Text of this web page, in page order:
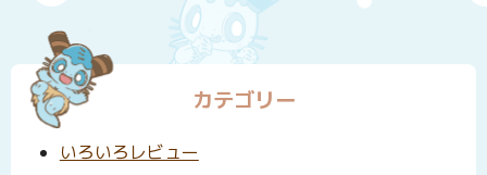
カテゴリー
いろいろレビュー